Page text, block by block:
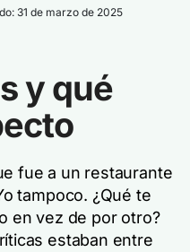
31 de marzo de 2025
y qué
fue a un restaurante
tampoco. ¿Qué te
en vez de por otro?
estaban entre